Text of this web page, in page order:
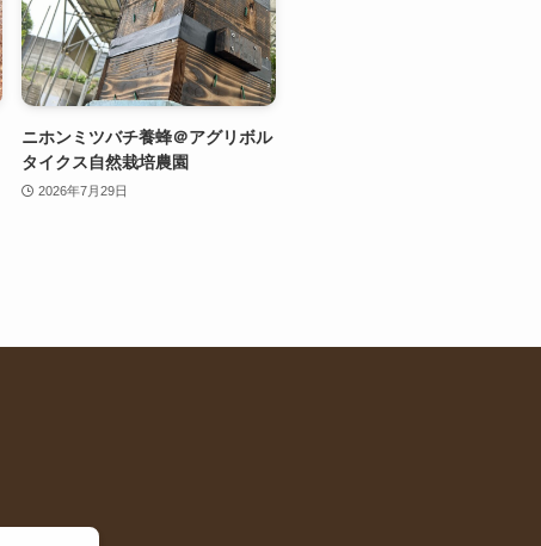
ニホンミツバチ養蜂＠アグリボル
タイクス自然栽培農園
2026年7月29日